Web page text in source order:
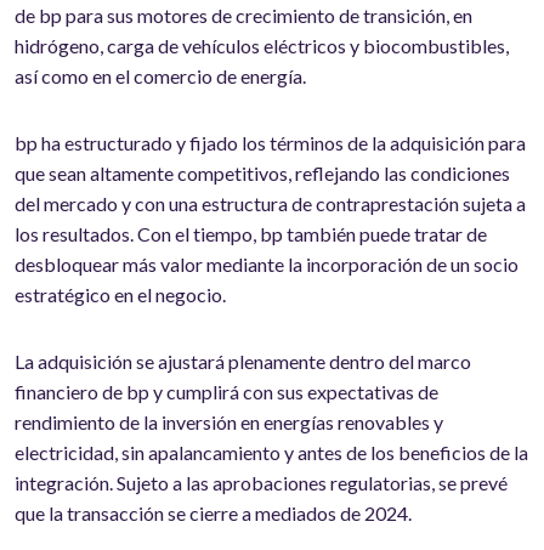
de bp para sus motores de crecimiento de transición, en
hidrógeno, carga de vehículos eléctricos y biocombustibles,
así como en el comercio de energía.
bp ha estructurado y fijado los términos de la adquisición para
que sean altamente competitivos, reflejando las condiciones
del mercado y con una estructura de contraprestación sujeta a
los resultados. Con el tiempo, bp también puede tratar de
desbloquear más valor mediante la incorporación de un socio
estratégico en el negocio.
La adquisición se ajustará plenamente dentro del marco
financiero de bp y cumplirá con sus expectativas de
rendimiento de la inversión en energías renovables y
electricidad, sin apalancamiento y antes de los beneficios de la
integración. Sujeto a las aprobaciones regulatorias, se prevé
que la transacción se cierre a mediados de 2024.